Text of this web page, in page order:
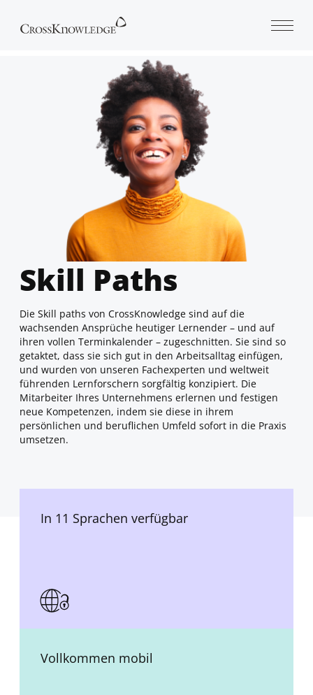
Skill Paths
Die Skill paths von CrossKnowledge sind auf die
wachsenden Ansprüche heutiger Lernender – und auf
ihren vollen Terminkalender – zugeschnitten. Sie sind so
getaktet, dass sie sich gut in den Arbeitsalltag einfügen,
und wurden von unseren Fachexperten und weltweit
führenden Lernforschern sorgfältig konzipiert. Die
Mitarbeiter Ihres Unternehmens erlernen und festigen
neue Kompetenzen, indem sie diese in ihrem
persönlichen und beruflichen Umfeld sofort in die Praxis
umsetzen.
In 11 Sprachen verfügbar
Vollkommen mobil